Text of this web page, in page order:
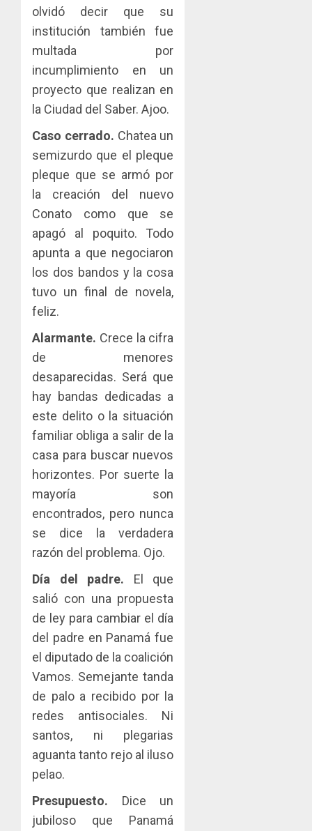
olvidó decir que su
institución también fue
multada por
incumplimiento en un
proyecto que realizan en
la Ciudad del Saber. Ajoo.
Caso cerrado. Chatea un
semizurdo que el pleque
pleque que se armó por
la creación del nuevo
Conato como que se
apagó al poquito. Todo
apunta a que negociaron
los dos bandos y la cosa
tuvo un final de novela,
feliz.
Alarmante. Crece la cifra
de menores
desaparecidas. Será que
hay bandas dedicadas a
este delito o la situación
familiar obliga a salir de la
casa para buscar nuevos
horizontes. Por suerte la
mayoría son
encontrados, pero nunca
se dice la verdadera
razón del problema. Ojo.
Día del padre. El que
salió con una propuesta
de ley para cambiar el día
del padre en Panamá fue
el diputado de la coalición
Vamos. Semejante tanda
de palo a recibido por la
redes antisociales. Ni
santos, ni plegarias
aguanta tanto rejo al iluso
pelao.
Presupuesto. Dice un
jubiloso que Panamá